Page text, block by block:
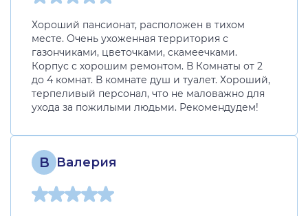
Хороший пансионат, расположен в тихом
месте. Очень ухоженная территория с
газончиками, цветочками, скамеечками.
Корпус с хорошим ремонтом. В Комнаты от 2
до 4 комнат. В комнате душ и туалет. Хороший,
терпеливый персонал, что не маловажно для
ухода за пожилыми людьми. Рекомендудем!
В Валерия